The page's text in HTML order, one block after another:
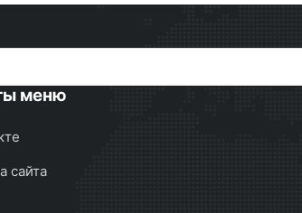
меню
сайта